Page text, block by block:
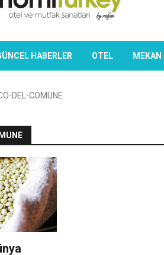
HABERLER OTEL MEKAN
DEL-COMUNE